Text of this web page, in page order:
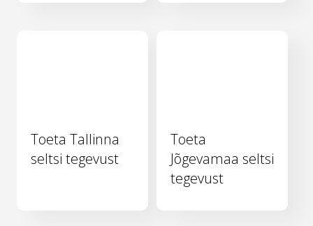
Toeta Tallinna
seltsi tegevust
Toeta
Jõgevamaa seltsi
tegevust